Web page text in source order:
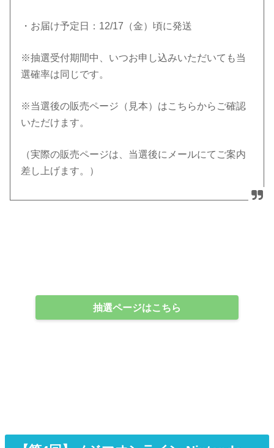
・お届け予定日：12/17（金）頃に発送
※抽選受付期間中、いつお申し込みいただいても当
選確率は同じです。
※当選後の販売ページ（見本）はこちらからご確認
いただけます。
（実際の販売ページは、当選後にメールにてご案内
差し上げます。）
抽選ページはこちら